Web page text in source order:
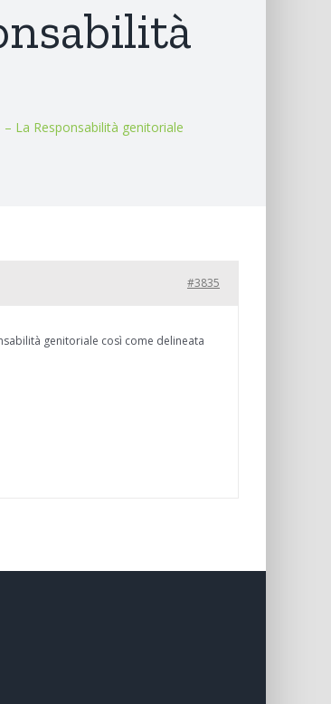
La Responsabilità genitoriale
#3835
genitoriale così come delineata